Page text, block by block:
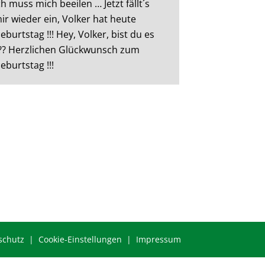
muss mich beeilen … Jetzt fällt´s
wieder ein, Volker hat heute
!!! Hey, Volker, bist du es
Herzlichen Glückwunsch zum
!!!
| Cookie-Einstellungen | Impressum